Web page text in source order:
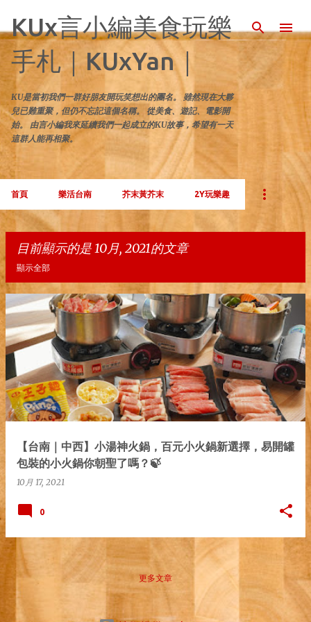
跳到主要內容
KUx言小編美食玩樂
手札｜KUxYan｜
KU是當初我們一群好朋友開玩笑想出的團名。 雖然現在大夥
兒已難重聚，但仍不忘記這個名稱。 從美食、遊記、電影開
始。 由言小編我來延續我們一起成立的KU故事，希望有一天
這群人能再相聚。
首頁 樂活台南 芥末黃芥末 2Y玩樂趣
目前顯示的是 10月, 2021的文章
顯示全部
發
表
文
章
【台南｜中西】小湯神火鍋，百元小火鍋新選擇，易開罐
包裝的小火鍋你朝聖了嗎？🍃
10月 17, 2021
0
更多文章